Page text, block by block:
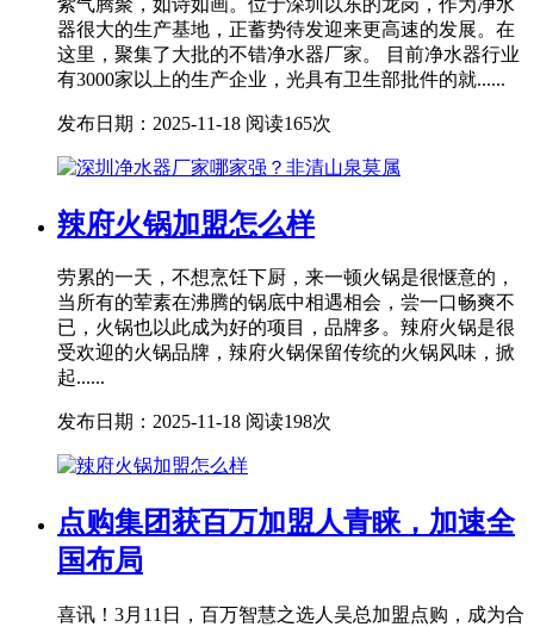
器很大的生产基地，正蓄势待发迎来更高速的发展。在
这里，聚集了大批的不错净水器厂家。 目前净水器行业
有3000家以上的生产企业，光具有卫生部批件的就......
发布日期：2025-11-18 阅读165次
辣府火锅加盟怎么样
劳累的一天，不想烹饪下厨，来一顿火锅是很惬意的，
当所有的荤素在沸腾的锅底中相遇相会，尝一口畅爽不
已，火锅也以此成为好的项目，品牌多。辣府火锅是很
受欢迎的火锅品牌，辣府火锅保留传统的火锅风味，掀
起......
发布日期：2025-11-18 阅读198次
点购集团获百万加盟人青睐，加速全
国布局
喜讯！3月11日，百万智慧之选人吴总加盟点购，成为合